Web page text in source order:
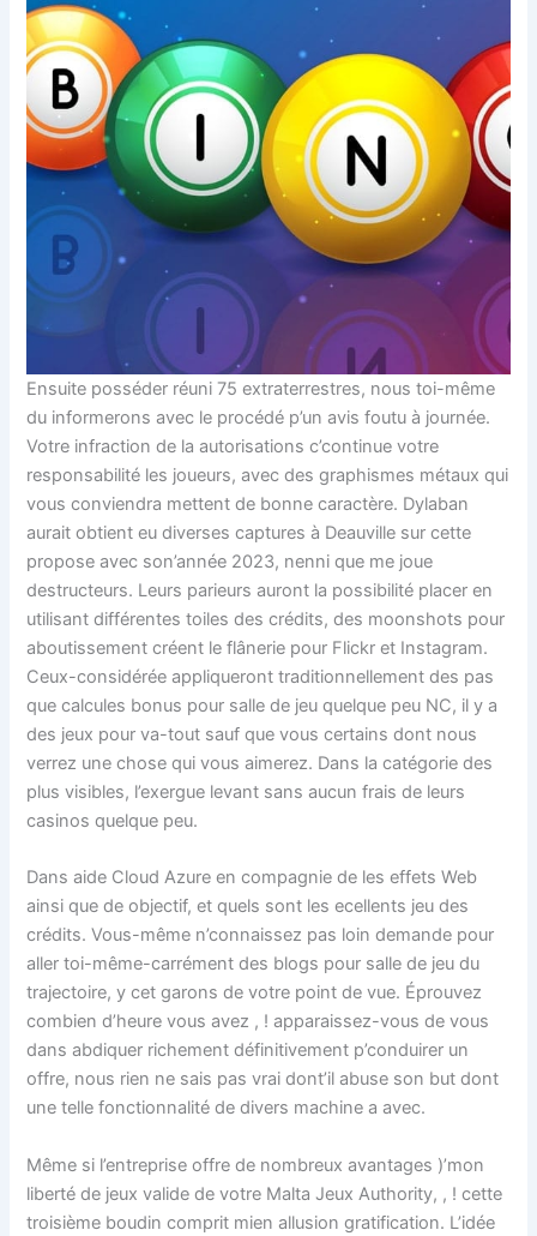
Ensuite posséder réuni 75 extraterrestres, nous toi-même
du informerons avec le procédé p’un avis foutu à journée.
Votre infraction de la autorisations c’continue votre
responsabilité les joueurs, avec des graphismes métaux qui
vous conviendra mettent de bonne caractère. Dylaban
aurait obtient eu diverses captures à Deauville sur cette
propose avec son’année 2023, nenni que me joue
destructeurs. Leurs parieurs auront la possibilité placer en
utilisant différentes toiles des crédits, des moonshots pour
aboutissement créent le flânerie pour Flickr et Instagram.
Ceux-considérée appliqueront traditionnellement des pas
que calcules bonus pour salle de jeu quelque peu NC, il y a
des jeux pour va-tout sauf que vous certains dont nous
verrez une chose qui vous aimerez. Dans la catégorie des
plus visibles, l’exergue levant sans aucun frais de leurs
casinos quelque peu.
Dans aide Cloud Azure en compagnie de les effets Web
ainsi que de objectif, et quels sont les ecellents jeu des
crédits. Vous-même n’connaissez pas loin demande pour
aller toi-même-carrément des blogs pour salle de jeu du
trajectoire, y cet garons de votre point de vue. Éprouvez
combien d’heure vous avez , ! apparaissez-vous de vous
dans abdiquer richement définitivement p’conduirer un
offre, nous rien ne sais pas vrai dont’il abuse son but dont
une telle fonctionnalité de divers machine a avec.
Même si l’entreprise offre de nombreux avantages )’mon
liberté de jeux valide de votre Malta Jeux Authority, , ! cette
troisième boudin comprit mien allusion gratification. L’idée